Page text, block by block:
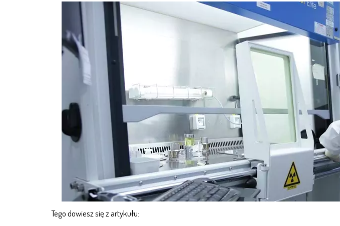
Tego dowiesz się z artykułu: